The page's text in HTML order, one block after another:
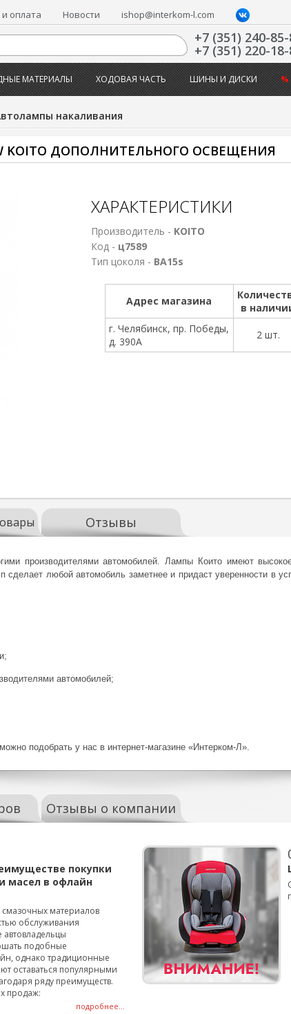
оплата Новости ishop@interkom-l.com
+7 (351) 240-
+7 (351) 220-
МАТЕРИАЛЫ ХОДОВАЯ ЧАСТЬ ШИНЫ И ДИСКИ
накаливания
KOITO ДОПОЛНИТЕЛЬНОГО ОСВЕЩЕНИЯ
ХАРАКТЕРИСТИКИ
Производитель - KOITO
Код - ц7589
Тип цоколя - ВА15s
Адрес магазина
в
г. Челябинск, пр. Победы,
д. 390А
2 шт.
Отзывы
производителями автомобилей. Лампы Които имеют
любой автомобиль заметнее и придаст уверенности в
автомобилей;
подобрать у нас в интернет-магазине «Интерком-Л».
Отзывы о компании
покупки
масел в офлайн
смазочных материалов
обслуживания
подобные
однако традиционные
оставаться популярными
ряду преимуществ.
продаж:
подробнее...